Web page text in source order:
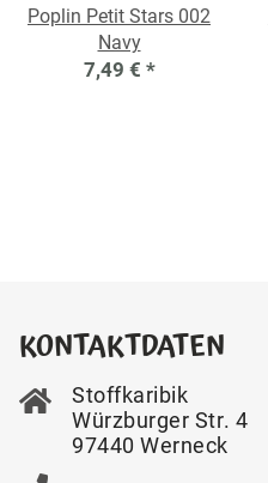
Poplin Petit Stars 002
Navy
7,49 € *
KONTAKTDATEN
Stoffkaribik
Würzburger Str. 4
97440 Werneck